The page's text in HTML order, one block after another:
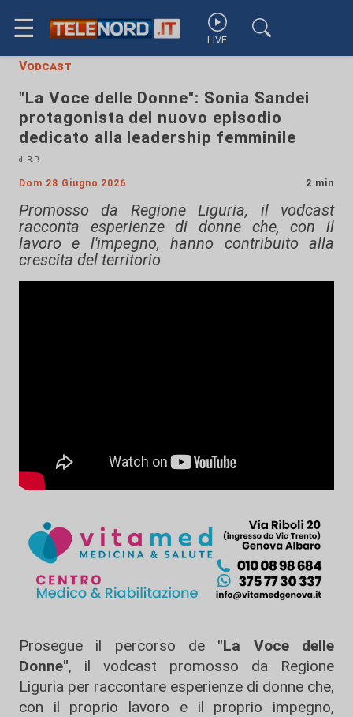
☰ LIVE
Vodcast
"La Voce delle Donne": Sonia Sandei
protagonista del nuovo episodio
dedicato alla leadership femminile
di R.P.
Dom 28 Giugno 2026 2 min
Promosso da Regione Liguria, il vodcast
racconta esperienze di donne che, con il
lavoro e l'impegno, hanno contribuito alla
crescita del territorio
Prosegue il percorso de "La Voce delle
Donne", il vodcast promosso da Regione
Liguria per raccontare esperienze di donne che,
con il proprio lavoro e il proprio impegno,